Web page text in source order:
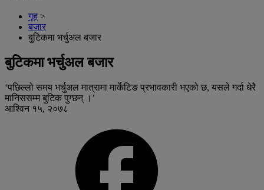
गृह >
बजार
बुटिकमा भर्चुअल बजार
बुटिकमा भर्चुअल बजार
‘पछिल्लो समय भर्चुअल मात्रामा मार्केटिङ प्रभावकारी भएको छ, यसले गर्दा धेरै
मानिससम्म बुटिक पुग्छन् ।’
आश्विन १५, २०७८